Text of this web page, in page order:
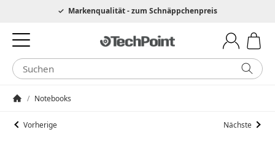
Hotline 0049 6205 3079975Markenqualität - zum Schnäppchenpreis
/ Notebooks
Vorherige Nächste